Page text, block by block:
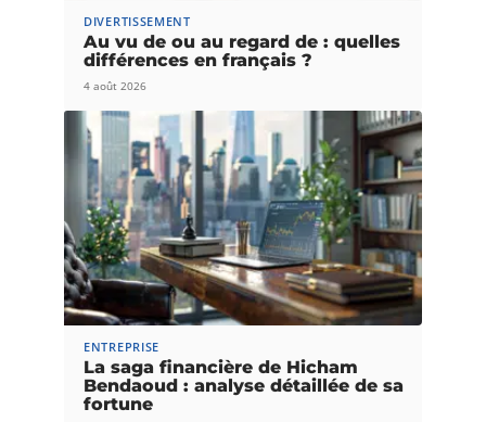
DIVERTISSEMENT
Au vu de ou au regard de : quelles
différences en français ?
4 août 2026
ENTREPRISE
La saga financière de Hicham
Bendaoud : analyse détaillée de sa
fortune